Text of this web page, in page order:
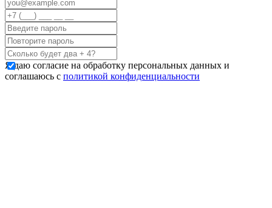
Я даю согласие на обработку персональных данных и
соглашаюсь с политикой конфиденциальности